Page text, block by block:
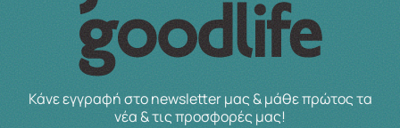
Κάνε εγγραφή στο newsletter μας & μάθε πρώτος τα
νέα & τις προσφορές μας!